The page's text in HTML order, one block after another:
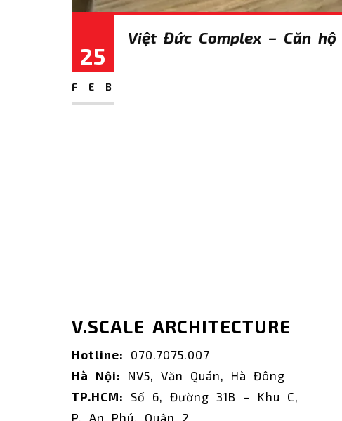
25
FEB
Việt Đức Complex – Căn
V.SCALE ARCHITECTURE
Hotline: 070.7075.007
Hà Nội: NV5, Văn Quán, Hà Đông
TP.HCM: Số 6, Đường 31B – Khu C,
P. An Phú, Quận 2